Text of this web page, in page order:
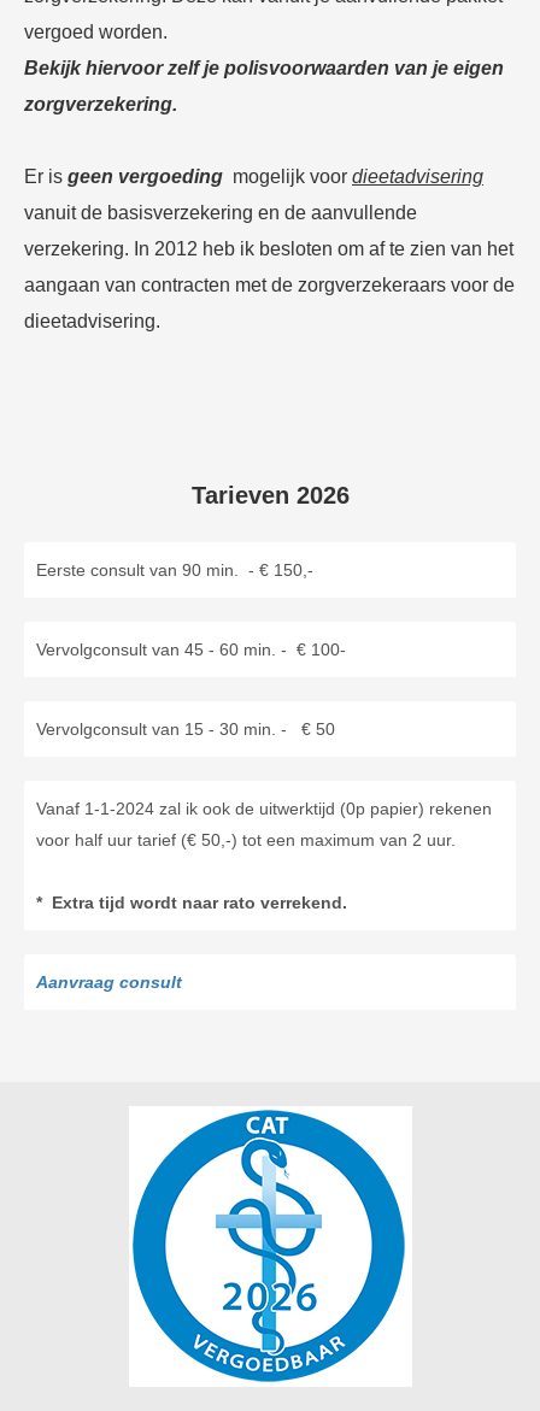
vergoed worden.
Bekijk hiervoor zelf je polisvoorwaarden van je eigen
zorgverzekering.
Er is geen vergoeding mogelijk voor dieetadvisering
vanuit de basisverzekering en de aanvullende
verzekering. In 2012 heb ik besloten om af te zien van het
aangaan van contracten met de zorgverzekeraars voor de
dieetadvisering.
Tarieven 2026
Eerste consult van 90 min. - € 150,-
Vervolgconsult van 45 - 60 min. - € 100-
Vervolgconsult van 15 - 30 min. - € 50
Vanaf 1-1-2024 zal ik ook de uitwerktijd (0p papier) rekenen
voor half uur tarief (€ 50,-) tot een maximum van 2 uur.
* Extra tijd wordt naar rato verrekend.
Aanvraag consult